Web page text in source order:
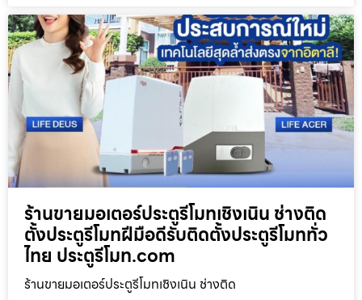
ร้านขายมอเตอร์ประตูรีโมทเชิงเนิน ช่างติด
ตั้งประตูรีโมทฝีมือดีรับติดตั้งประตูรีโมททั่ว
ไทย ประตูรีโมท.com
ร้านขายมอเตอร์ประตูรีโมทเชิงเนิน ช่างติด